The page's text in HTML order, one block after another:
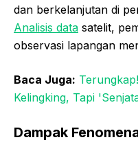
dan berkelanjutan di
Analisis data satelit,
observasi lapangan
Baca Juga:
Kelingking, Tapi
Dampak